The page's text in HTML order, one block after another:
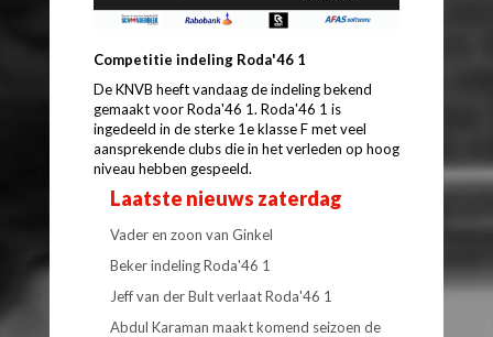
Competitie indeling Roda'46 1
De KNVB heeft vandaag de indeling bekend
gemaakt voor Roda'46 1. Roda'46 1 is
ingedeeld in de sterke 1e klasse F met veel
aansprekende clubs die in het verleden op hoog
niveau hebben gespeeld.
Laatste nieuws zaterdag
Vader en zoon van Ginkel
Beker indeling Roda'46 1
Jeff van der Bult verlaat Roda'46 1
Abdul Karaman maakt komend seizoen de